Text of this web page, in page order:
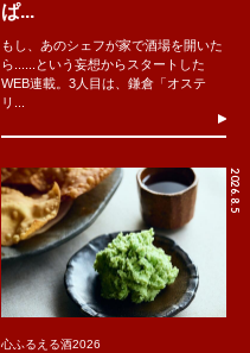
ぱ...
もし、あのシェフが家で酒場を開いた
ら......という妄想からスタートした
WEB連載。3人目は、鎌倉「オステ
リ...
2026.8.5
心ふるえる酒2026